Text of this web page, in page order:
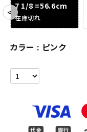
ACCOUNT MENU
7 1/8 =56.6cm
在庫切れ
カラー ピンク